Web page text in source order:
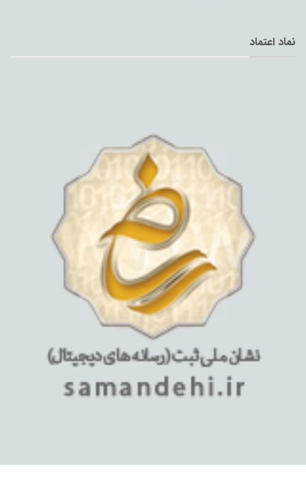
نماد اعتماد